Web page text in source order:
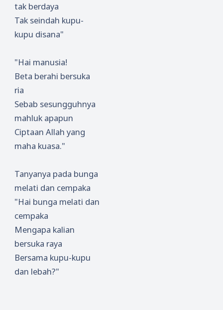
tak berdaya
Tak seindah kupu-
kupu disana"
"Hai manusia!
Beta berahi bersuka
ria
Sebab sesungguhnya
mahluk apapun
Ciptaan Allah yang
maha kuasa."
Tanyanya pada bunga
melati dan cempaka
"Hai bunga melati dan
cempaka
Mengapa kalian
bersuka raya
Bersama kupu-kupu
dan lebah?"